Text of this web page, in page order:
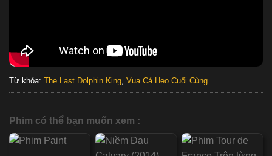
Từ khóa: The Last Dolphin King, Vua Cá Heo Cuối Cùng.
Phim có thể bạn muốn xem :